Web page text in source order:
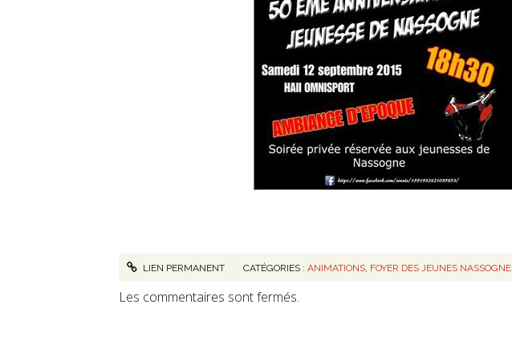
LIEN PERMANENT CATÉGORIES :ANIMATIONS FOYER DES JEUNES NASSOGNE
Les commentaires sont fermés.